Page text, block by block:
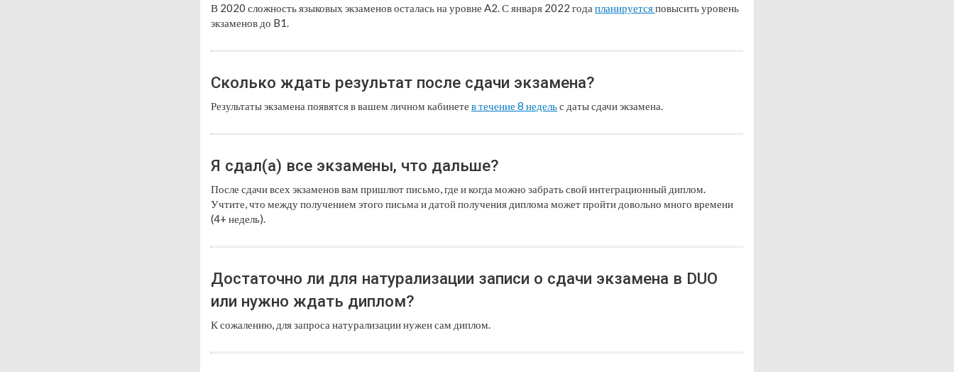
В 2020 сложность языковых экзаменов осталась на уровне A2. С января 2022 года планируетсяповысить уровень
экзаменов до B1.
Сколько ждать результат после сдачи экзамена?
Результаты экзамена появятся в вашем личном кабинете в течение 8 недельс даты сдачи экзамена.
Я сдал(а) все экзамены, что дальше?
После сдачи всех экзаменов вам пришлют письмо, где и когда можно забрать свой интеграционный диплом.
Учтите, что между получением этого письма и датой получения диплома может пройти довольно много времени
(4+ недель).
Достаточно ли для натурализации записи о сдачи экзамена в DUO
или нужно ждать диплом?
К сожалению, для запроса натурализации нужен сам диплом.